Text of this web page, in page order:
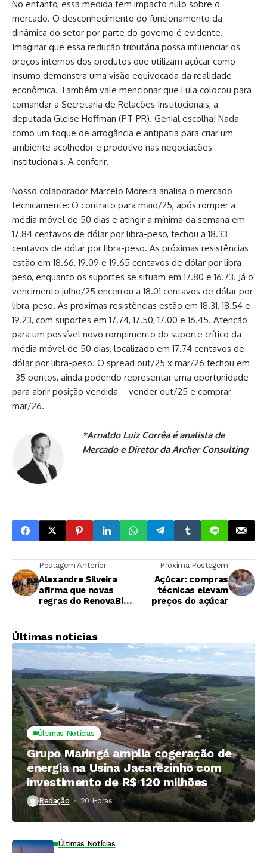
No entanto, essa medida tem impacto nulo sobre o
mercado. O desconhecimento do funcionamento da
dinâmica do setor por parte do governo é evidente.
Imaginar que essa redução tributária possa influenciar os
preços internos dos produtos que utilizam açúcar como
insumo demonstra uma visão equivocada da realidade
econômica. Também vale mencionar que Lula colocou para
comandar a Secretaria de Relações Institucionais, a
deputada Gleise Hoffman (PT-PR). Genial escolha! Nada
como um toque de arrogância e antipatia para criar um
ambiente acolhedor e produtivo nas negociações
institucionais. A conferir.
Nosso colaborador Marcelo Moreira analisa o mercado
tecnicamente: O contrato para maio/25, após romper a
média móvel de 50 dias e atingir a mínima da semana em
17.84 centavos de dólar por libra-peso, fechou a 18.33
centavos de dólar por libra-peso. As próximas resistências
estão em 18.66, 19.09 e 19.65 centavos de dólar por libra-
peso, enquanto os suportes se situam em 17.80 e 16.73. Já o
vencimento julho/25 encerrou a 18.01 centavos de dólar por
libra-peso. As próximas resistências estão em 18.31, 18.54 e
19.23, com suportes em 17.74, 17.50, 17.00 e 16.45. Atenção
para um possível novo rompimento do suporte crítico da
média móvel de 50 dias, localizado em 17.74 centavos de
dólar por libra-peso. O spread out/25 x mar/26 fechou em
-35 pontos, ainda podendo representar uma oportunidade
para abrir posição vendida – vender out/25 e comprar
mar/26.
*Arnaldo Luiz Corrêa é analista de
Mercado e Diretor da Archer Consulting
Postagem Anterior
Alexandre Silveira
afirma que novas
regras do RenovaBio
Próxima Postagem
Açúcar: compras
técnicas elevam
preços do açúcar
Últimas notícias
Últimas Notícias
Grupo Maringá amplia cogeração de
energia na Usina Jacarezinho com
investimento de R$ 120 milhões
Redação 20 Horas ⁮
Últimas Notícias